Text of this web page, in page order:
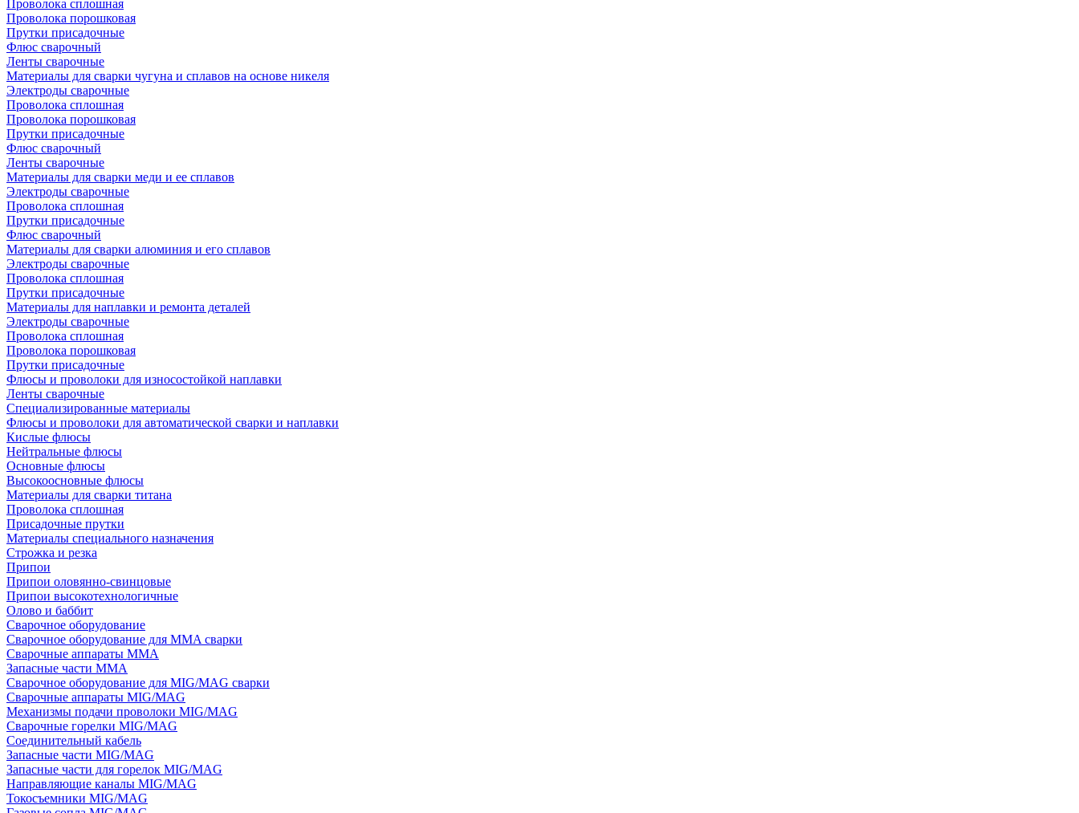
Проволока сплошная
Проволока порошковая
Прутки присадочные
Флюс сварочный
Ленты сварочные
Материалы для сварки чугуна и сплавов на основе никеля
Электроды сварочные
Проволока сплошная
Проволока порошковая
Прутки присадочные
Флюс сварочный
Ленты сварочные
Материалы для сварки меди и ее сплавов
Электроды сварочные
Проволока сплошная
Прутки присадочные
Флюс сварочный
Материалы для сварки алюминия и его сплавов
Электроды сварочные
Проволока сплошная
Прутки присадочные
Материалы для наплавки и ремонта деталей
Электроды сварочные
Проволока сплошная
Проволока порошковая
Прутки присадочные
Флюсы и проволоки для износостойкой наплавки
Ленты сварочные
Специализированные материалы
Флюсы и проволоки для автоматической сварки и наплавки
Кислые флюсы
Нейтральные флюсы
Основные флюсы
Высокоосновные флюсы
Материалы для сварки титана
Проволока сплошная
Присадочные прутки
Материалы специального назначения
Строжка и резка
Припои
Припои оловянно-свинцовые
Припои высокотехнологичные
Олово и баббит
Сварочное оборудование
Сварочное оборудование для MMA сварки
Сварочные аппараты MMA
Запасные части MMA
Сварочное оборудование для MIG/MAG сварки
Сварочные аппараты MIG/MAG
Механизмы подачи проволоки MIG/MAG
Сварочные горелки MIG/MAG
Соединительный кабель
Запасные части MIG/MAG
Запасные части для горелок MIG/MAG
Направляющие каналы MIG/MAG
Токосъемники MIG/MAG